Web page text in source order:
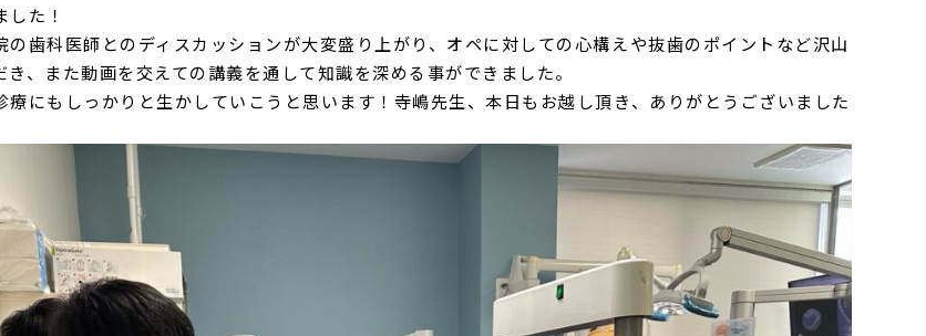
た！
の歯科医師とのディスカッションが大変盛り上がり、オペに対しての心構えや抜歯のポイントなど沢山
き、また動画を交えての講義を通して知識を深める事ができました。
療にもしっかりと生かしていこうと思います！寺嶋先生、本日もお越し頂き、ありがとうございました